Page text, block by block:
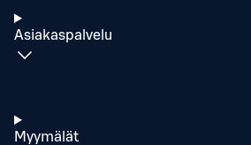
Asiakaspalvelu
Myymälät